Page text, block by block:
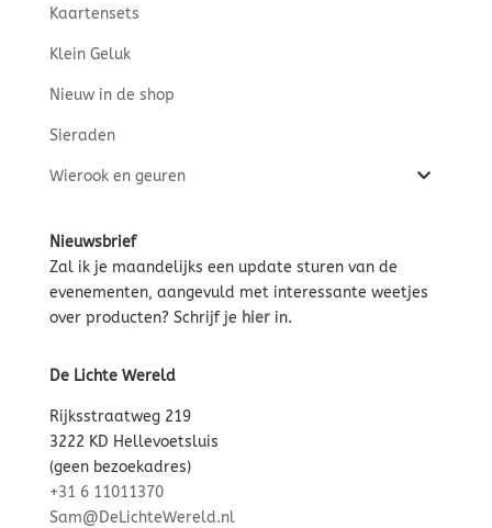
Kaartensets
Klein Geluk
Nieuw in de shop
Sieraden
Wierook en geuren
Nieuwsbrief
Zal ik je maandelijks een update sturen van de
evenementen, aangevuld met interessante weetjes
over producten? Schrijf je hierin.
De Lichte Wereld
Rijksstraatweg 219
3222 KD Hellevoetsluis
(geen bezoekadres)
+31 6 11011370
Sam@DeLichteWereld.nl